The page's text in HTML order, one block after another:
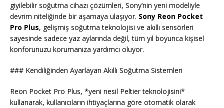
giyilebilir soğutma cihazı çözümleri, Sony’nin yeni modeliyle
devrim niteliğinde bir aşamaya ulaşıyor. Sony Reon Pocket
Pro Plus, gelişmiş soğutma teknolojisi ve akıllı sensörleri
sayesinde sadece yaz aylarında değil, tüm yıl boyunca kişisel
konforunuzu korumanıza yardımcı oluyor.
### Kendiliğinden Ayarlayan Akıllı Soğutma Sistemleri
Reon Pocket Pro Plus, *yeni nesil Peltier teknolojisini*
kullanarak, kullanıcıların ihtiyaçlarına göre otomatik olarak